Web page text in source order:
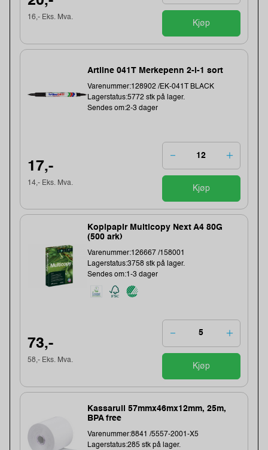
16,- Eks. Mva.
Kjøp
Artline 041T Merkepenn 2-i-1 sort
Varenummer:128902 /EK-041T BLACK
Lagerstatus:5772 stk på lager.
Sendes om:2-3 dager
17,-
14,- Eks. Mva.
Kjøp
Kopipapir Multicopy Next A4 80G
(500 ark)
Varenummer:126667 /158001
Lagerstatus:3758 stk på lager.
Sendes om:1-3 dager
73,-
58,- Eks. Mva.
Kjøp
Kassarull 57mmx46mx12mm, 25m,
BPA free
Varenummer:8841 /5557-2001-X5
Lagerstatus:285 stk på lager.